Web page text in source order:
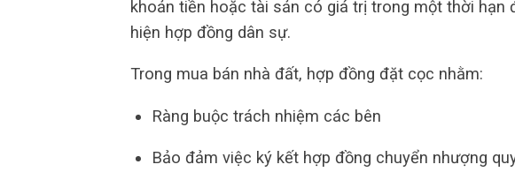
khoản tiền hoặc tài sản có giá trị trong một thời hạn
hiện hợp đồng dân sự.
Trong mua bán nhà đất, hợp đồng đặt cọc nhằm:
Ràng buộc trách nhiệm các bên
Bảo đảm việc ký kết hợp đồng chuyển nhượng